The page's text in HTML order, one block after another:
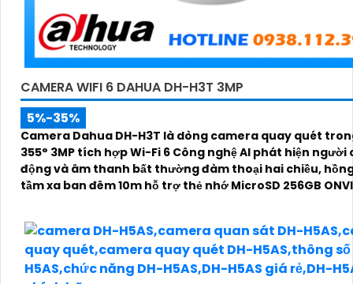
CAMERA WIFI 6 DAHUA DH-H3T 3MP
5%-35%
Camera Dahua DH-H3T là dòng camera quay quét
355° 3MP tích hợp Wi-Fi 6 Công nghệ AI phát hiện người
động và âm thanh bất thường đàm thoại hai chiều,
tầm xa ban đêm 10m hỗ trợ thẻ nhớ MicroSD 256GB